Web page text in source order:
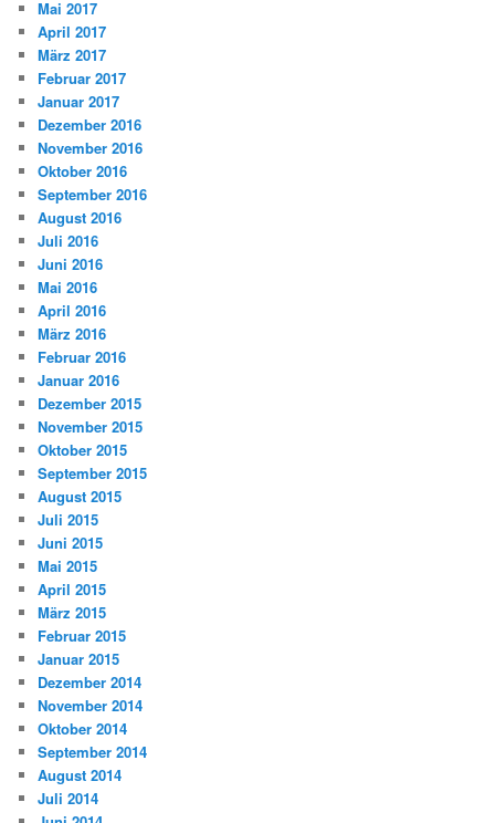
Mai 2017
April 2017
März 2017
Februar 2017
Januar 2017
Dezember 2016
November 2016
Oktober 2016
September 2016
August 2016
Juli 2016
Juni 2016
Mai 2016
April 2016
März 2016
Februar 2016
Januar 2016
Dezember 2015
November 2015
Oktober 2015
September 2015
August 2015
Juli 2015
Juni 2015
Mai 2015
April 2015
März 2015
Februar 2015
Januar 2015
Dezember 2014
November 2014
Oktober 2014
September 2014
August 2014
Juli 2014